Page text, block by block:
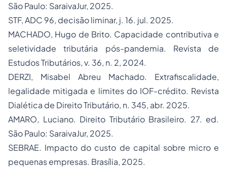
São Paulo: SaraivaJur, 2025.
STF, ADC 96, decisão liminar, j. 16. jul. 2025.
MACHADO, Hugo de Brito. Capacidade contributiva e
seletividade tributária pós-pandemia. Revista de
Estudos Tributários, v. 36, n. 2, 2024.
DERZI, Misabel Abreu Machado. Extrafiscalidade,
legalidade mitigada e limites do IOF-crédito. Revista
Dialética de Direito Tributário, n. 345, abr. 2025.
AMARO, Luciano. Direito Tributário Brasileiro. 27. ed.
São Paulo: SaraivaJur, 2025.
SEBRAE. Impacto do custo de capital sobre micro e
pequenas empresas. Brasília, 2025.